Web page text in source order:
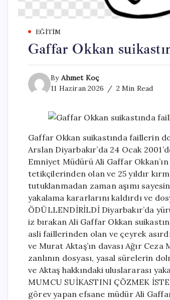
EĞITIM
Gaffar Okkan
By Ahmet Koç
11 Haziran 2026
2 Min Read
Gaffar Okkan suikastında faillerin
Arslan Diyarbakır’da 24 Ocak
Emniyet Müdürü Ali Gaffar
tetikçilerinden olan ve 25 yıldır
tutuklanmadan zaman aşımı
yakalama kararlarını kaldırdı ve
ÖDÜLLENDİRİLDİ Diyarbakır’da
iz bırakan Ali Gaffar Okkan
asli faillerinden olan ve çeyrek
ve Murat Aktaş’ın davası Ağır
zanlının dosyası, yasal sürelerin
ve Aktaş hakkındaki uluslararası
MUMCU SUİKASTINI ÇÖZMEK
görev yapan efsane müdür Ali Gaffar